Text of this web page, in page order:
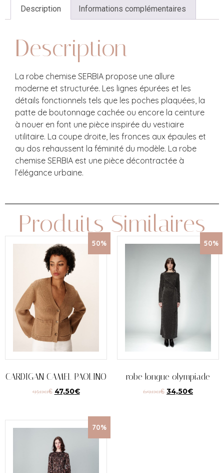
Description Informations complémentaires
Description
La robe chemise SERBIA propose une allure
moderne et structurée. Les lignes épurées et les
détails fonctionnels tels que les poches plaquées, la
patte de boutonnage cachée ou encore la ceinture
à nouer en font une pièce inspirée du vestiaire
utilitaire. La coupe droite, les fronces aux épaules et
au dos rehaussent la féminité du modèle. La robe
chemise SERBIA est une pièce décontractée à
l’élégance urbaine.
Produits Similaires
50%
CARDIGAN CAMEL PAOLINO
95,00€ 47,50€
50%
robe longue olympiade
69,00€ 34,50€
70%